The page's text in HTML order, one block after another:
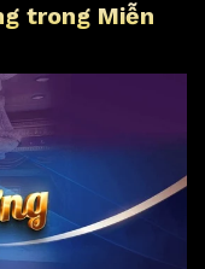
trong Miễn